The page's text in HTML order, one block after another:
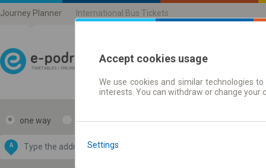
Journey Planner International Bus Tickets
Journey planner |
one way return
A
by
OpenStreetMap
Accept cookies usage
We use cookies and similar technologies
interests. You can withdraw or change
Settings